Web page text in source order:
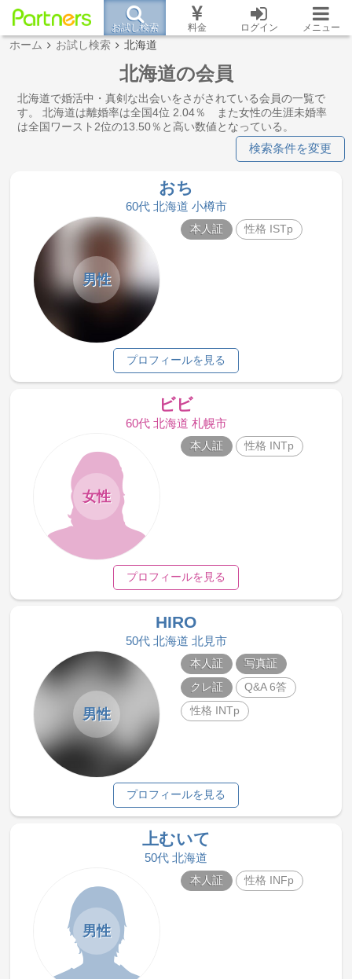
お試し検索 料金 ログイン メニュー
ホーム お試し検索 北海道
北海道の会員
北海道で婚活中・真剣な出会いをさがされている会員の一覧で
す。 北海道は離婚率は全国4位 2.04％ また女性の生涯未婚率
は全国ワースト2位の13.50％と高い数値となっている。
検索条件を変更
おち
60代 北海道 小樽市
男性
本人証 性格 ISTp
プロフィールを見る
ビビ
60代 北海道 札幌市
女性
本人証 性格 INTp
プロフィールを見る
HIRO
50代 北海道 北見市
男性
本人証
写真証
クレ証
Q&A 6答
性格 INTp
プロフィールを見る
上むいて
50代 北海道
男性
本人証 性格 INFp